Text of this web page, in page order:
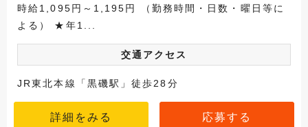
時給1,095円～1,195円 （勤務時間・日数・曜日等に
よる） ★年1...
交通アクセス
JR東北本線「黒磯駅」徒歩28分
詳細をみる 応募する